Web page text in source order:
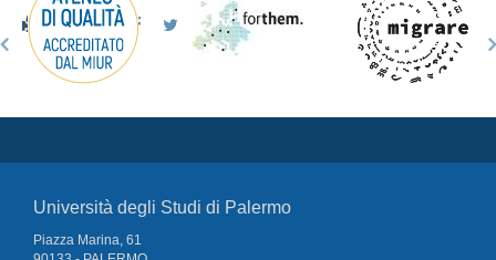
Università degli Studi di Palermo
Piazza Marina, 61